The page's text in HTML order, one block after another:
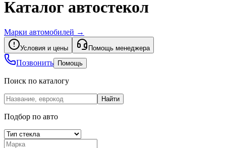
Каталог автостекол
Марки автомобилей →
Условия и цены Помощь менеджера
Позвонить Помощь
Поиск по каталогу
Найти
Подбор по авто